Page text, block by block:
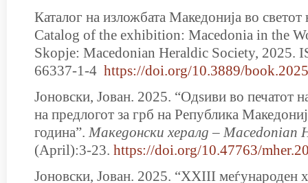
Каталог на изложбата Македонија во светот
Catalog of the exhibition: Macedonia in the
Skopje: Macedonian Heraldic Society, 2025.
66337-1-4 https://doi.org/10.3889/
Јоновски, Јован. 2025. “Одѕиви во печатот
на предлогот за грб на Република
година”. Мaкедонски хералд – Macedonian
(April):3-23. https://doi.org/10.47763/
Јоновски, Јован. 2025. “XXIII меѓународен